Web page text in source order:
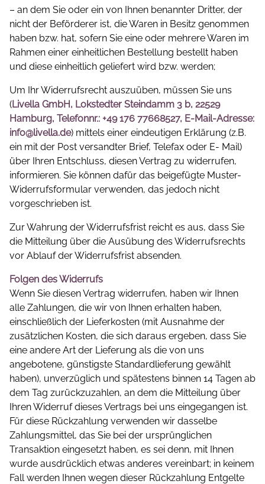
– an dem Sie oder ein von Ihnen benannter Dritter, der
nicht der Beförderer ist, die Waren in Besitz genommen
haben bzw. hat, sofern Sie eine oder mehrere Waren im
Rahmen einer einheitlichen Bestellung bestellt haben
und diese einheitlich geliefert wird bzw. werden;
Um Ihr Widerrufsrecht auszuüben, müssen Sie uns
(Livella GmbH, Lokstedter Steindamm 3 b, 22529
Hamburg, Telefonnr.: +49 176 77668527, E-Mail-Adresse:
info@livella.de) mittels einer eindeutigen Erklärung (z.B.
ein mit der Post versandter Brief, Telefax oder E- Mail)
über Ihren Entschluss, diesen Vertrag zu widerrufen,
informieren. Sie können dafür das beigefügte Muster-
Widerrufsformular verwenden, das jedoch nicht
vorgeschrieben ist.
Zur Wahrung der Widerrufsfrist reicht es aus, dass Sie
die Mitteilung über die Ausübung des Widerrufsrechts
vor Ablauf der Widerrufsfrist absenden.
Folgen des Widerrufs
Wenn Sie diesen Vertrag widerrufen, haben wir Ihnen
alle Zahlungen, die wir von Ihnen erhalten haben,
einschließlich der Lieferkosten (mit Ausnahme der
zusätzlichen Kosten, die sich daraus ergeben, dass Sie
eine andere Art der Lieferung als die von uns
angebotene, günstigste Standardlieferung gewählt
haben), unverzüglich und spätestens binnen 14 Tagen ab
dem Tag zurückzuzahlen, an dem die Mitteilung über
Ihren Widerruf dieses Vertrags bei uns eingegangen ist.
Für diese Rückzahlung verwenden wir dasselbe
Zahlungsmittel, das Sie bei der ursprünglichen
Transaktion eingesetzt haben, es sei denn, mit Ihnen
wurde ausdrücklich etwas anderes vereinbart; in keinem
Fall werden Ihnen wegen dieser Rückzahlung Entgelte